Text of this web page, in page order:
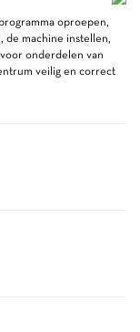
oproepen,
de machine instellen,
onderdelen van
veilig en correct